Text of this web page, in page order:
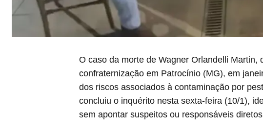
O caso da morte de Wagner Orlandelli Martin,
confraternização em Patrocínio (MG), em
dos riscos associados à contaminação por
concluiu o inquérito nesta sexta-feira (10/1),
sem apontar suspeitos ou responsáveis